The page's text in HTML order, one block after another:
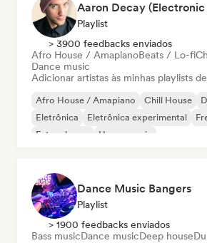
Playlist
> 3900 feedbacks enviados
Afro House / AmapianoBeats / Lo-fi
Dance music
Adicionar artistas às minhas playlists
Afro House / Amapiano Chill House
Eletrônica
Eletrônica experimental
Future house
House music
Dance Music Bangers
Playlist
> 1900 feedbacks enviados
Bass musicDance musicDeep house